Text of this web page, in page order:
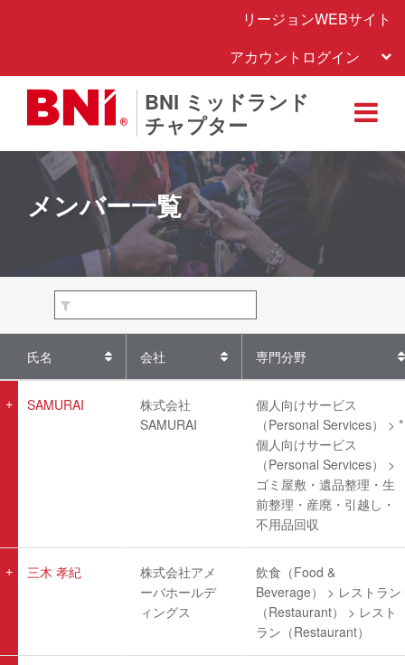
リージョンWEBサイト
アカウントログイン
BNI ミッドランド
チャプター
メンバー一覧
氏名 会社 専門分野
SAMURAI
株式会社
SAMURAI
個人向けサービス
（Personal Services） > *
個人向けサービス
（Personal Services） >
ゴミ屋敷・遺品整理・生
前整理・産廃・引越し・
不用品回収
三木 孝紀
株式会社アメ
ーバホールデ
ィングス
飲食（Food &
Beverage） > レストラン
（Restaurant） > レスト
ラン（Restaurant）